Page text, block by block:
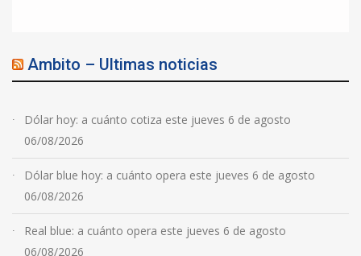
Ambito – Ultimas noticias
Dólar hoy: a cuánto cotiza este jueves 6 de agosto
06/08/2026
Dólar blue hoy: a cuánto opera este jueves 6 de agosto
06/08/2026
Real blue: a cuánto opera este jueves 6 de agosto
06/08/2026